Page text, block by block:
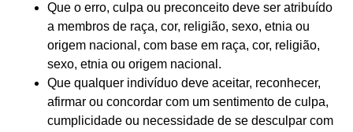
Que o erro, culpa ou preconceito deve ser atribuído
a membros de raça, cor, religião, sexo, etnia ou
origem nacional, com base em raça, cor, religião,
sexo, etnia ou origem nacional.
Que qualquer indivíduo deve aceitar, reconhecer,
afirmar ou concordar com um sentimento de culpa,
cumplicidade ou necessidade de se desculpar com